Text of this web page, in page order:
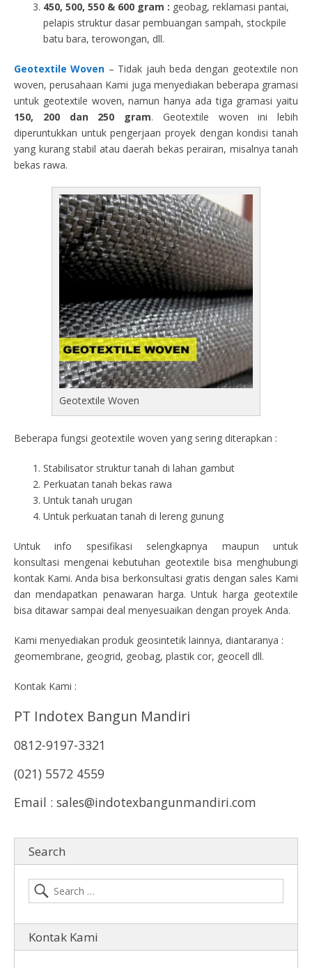
450, 500, 550 & 600 gram : geobag, reklamasi pantai,
pelapis struktur dasar pembuangan sampah, stockpile
batu bara, terowongan, dll.
Geotextile Woven – Tidak jauh beda dengan geotextile non
woven, perusahaan Kami juga menyediakan beberapa gramasi
untuk geotextile woven, namun hanya ada tiga gramasi yaitu
150, 200 dan 250 gram. Geotextile woven ini lebih
diperuntukkan untuk pengerjaan proyek dengan kondisi tanah
yang kurang stabil atau daerah bekas perairan, misalnya tanah
bekas rawa.
Geotextile Woven
Beberapa fungsi geotextile woven yang sering diterapkan :
Stabilisator struktur tanah di lahan gambut
Perkuatan tanah bekas rawa
Untuk tanah urugan
Untuk perkuatan tanah di lereng gunung
Untuk info spesifikasi selengkapnya maupun untuk
konsultasi mengenai kebutuhan geotextile bisa menghubungi
kontak Kami. Anda bisa berkonsultasi gratis dengan sales Kami
dan mendapatkan penawaran harga. Untuk harga geotextile
bisa ditawar sampai deal menyesuaikan dengan proyek Anda.
Kami menyediakan produk geosintetik lainnya, diantaranya :
geomembrane, geogrid, geobag, plastik cor, geocell dll.
Kontak Kami :
PT Indotex Bangun Mandiri
0812-9197-3321
(021) 5572 4559
Email : sales@indotexbangunmandiri.com
Search
Kontak Kami